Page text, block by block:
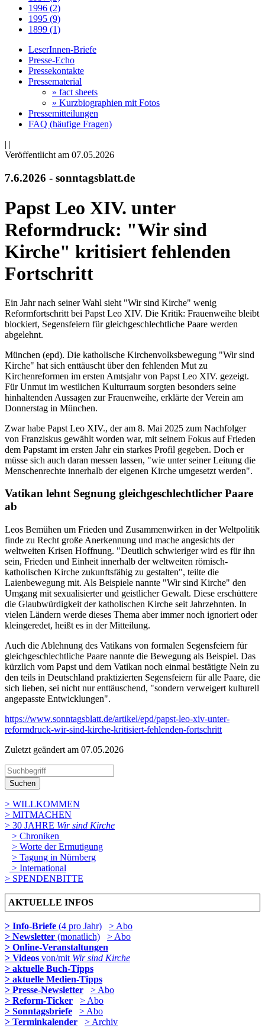
1996 (2)
1995 (9)
1899 (1)
LeserInnen-Briefe
Presse-Echo
Pressekontakte
Pressematerial
» fact sheets
» Kurzbiographien mit Fotos
Pressemitteilungen
FAQ (häufige Fragen)
| |
Veröffentlicht am 07­.05.2026
7.6.2026 - sonntagsblatt.de
Papst Leo XIV. unter
Reformdruck: "Wir sind
Kirche" kritisiert fehlenden
Fortschritt
Ein Jahr nach seiner Wahl sieht "Wir sind Kirche" wenig
Reformfortschritt bei Papst Leo XIV. Die Kritik: Frauenweihe bleibt
blockiert, Segensfeiern für gleichgeschlechtliche Paare werden
abgelehnt.
München (epd). Die katholische Kirchenvolksbewegung "Wir sind
Kirche" hat sich enttäuscht über den fehlenden Mut zu
Kirchenreformen im ersten Amtsjahr von Papst Leo XIV. gezeigt.
Für Unmut im westlichen Kulturraum sorgten besonders seine
hinhaltenden Aussagen zur Frauenweihe, erklärte der Verein am
Donnerstag in München.
Zwar habe Papst Leo XIV., der am 8. Mai 2025 zum Nachfolger
von Franziskus gewählt worden war, mit seinem Fokus auf Frieden
dem Papstamt im ersten Jahr ein starkes Profil gegeben. Doch er
müsse sich auch daran messen lassen, "wie unter seiner Leitung die
Menschenrechte innerhalb der eigenen Kirche umgesetzt werden".
Vatikan lehnt Segnung gleichgeschlechtlicher Paare
ab
Leos Bemühen um Frieden und Zusammenwirken in der Weltpolitik
finde zu Recht große Anerkennung und mache angesichts der
weltweiten Krisen Hoffnung. "Deutlich schwieriger wird es für ihn
sein, Frieden und Einheit innerhalb der weltweiten römisch-
katholischen Kirche zukunftsfähig zu gestalten", teilte die
Laienbewegung mit. Als Beispiele nannte "Wir sind Kirche" den
Umgang mit sexualisierter und geistlicher Gewalt. Diese erschüttere
die Glaubwürdigkeit der katholischen Kirche seit Jahrzehnten. In
vielen Ländern werde dieses Thema aber immer noch ignoriert oder
kleingeredet, heißt es in der Mitteilung.
Auch die Ablehnung des Vatikans von formalen Segensfeiern für
gleichgeschlechtliche Paare nannte die Bewegung als Beispiel. Das
kürzlich vom Papst und dem Vatikan noch einmal bestätigte Nein zu
den teils in Deutschland praktizierten Segensfeiern für alle Paare, die
sich lieben, sei nicht nur enttäuschend, "sondern verweigert kulturell
angepasste Entwicklungen".
https://www.sonntagsblatt.de/artikel/epd/papst-leo-xiv-unter-
reformdruck-wir-sind-kirche-kritisiert-fehlenden-fortschritt
Zuletzt geändert am 07­.05.2026
Suchen
> WILLKOMMEN
> MITMACHEN
> 30 JAHRE Wir sind Kirche
> Chroniken
> Worte der Ermutigung
> Tagung in Nürnberg
> International
> SPENDENBITTE
AKTUELLE INFOS
> Info-Briefe (4 pro Jahr)
> Abo
> Newsletter (monatlich)
> Abo
> Online-Veranstaltungen
> Videos von/mit Wir sind Kirche
> aktuelle Buch-Tipps
> aktuelle Medien-Tipps
> Presse-Newsletter
> Abo
> Reform-Ticker
> Abo
> Sonntagsbriefe
> Abo
> Terminkalender
> Archiv